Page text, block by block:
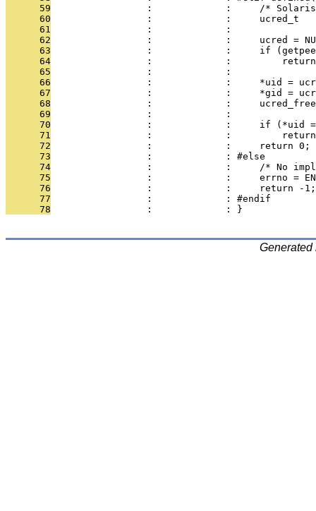
      59
:             :     /*
      60
:             :     ucred_t
      61
                 :             :
      62
:             :     ucred =
      63
:             :     if
      64
:             :
      65
                 :             :
      66
:             :     *uid =
      67
:             :     *gid =
      68
:             :
      69
                 :             :
      70
:             :     if (*uid
      71
:             :
      72
                 :             :     return 0;
      73
                 :             : #else
      74
:             :     /* No
      75
:             :     errno =
      76
                 :             :     return -1;
      77
                 :             : #endif
      78
                 :             : }